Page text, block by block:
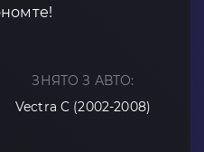
ЗНЯТО З АВТО:
Vectra C (2002-2008)